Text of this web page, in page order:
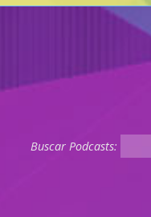
Buscar Podcasts: